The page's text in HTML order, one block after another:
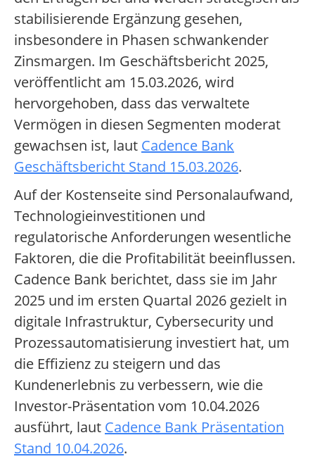
stabilisierende Ergänzung gesehen,
insbesondere in Phasen schwankender
Zinsmargen. Im Geschäftsbericht 2025,
veröffentlicht am 15.03.2026, wird
hervorgehoben, dass das verwaltete
Vermögen in diesen Segmenten moderat
gewachsen ist, laut Cadence Bank
Geschäftsbericht Stand 15.03.2026.
Auf der Kostenseite sind Personalaufwand,
Technologieinvestitionen und
regulatorische Anforderungen wesentliche
Faktoren, die die Profitabilität beeinflussen.
Cadence Bank berichtet, dass sie im Jahr
2025 und im ersten Quartal 2026 gezielt in
digitale Infrastruktur, Cybersecurity und
Prozessautomatisierung investiert hat, um
die Effizienz zu steigern und das
Kundenerlebnis zu verbessern, wie die
Investor-Präsentation vom 10.04.2026
ausführt, laut Cadence Bank Präsentation
Stand 10.04.2026.